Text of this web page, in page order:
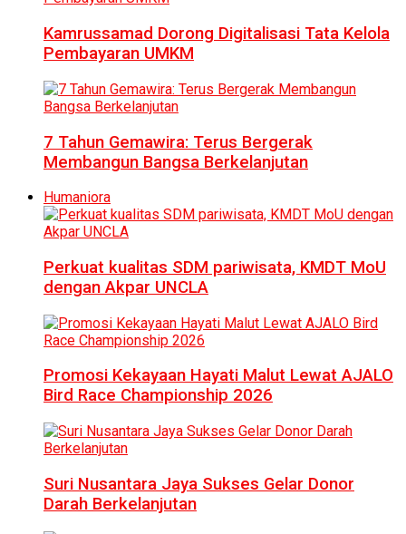
Kamrussamad Dorong Digitalisasi Tata Kelola
Pembayaran UMKM
7 Tahun Gemawira: Terus Bergerak
Membangun Bangsa Berkelanjutan
Humaniora
Perkuat kualitas SDM pariwisata, KMDT MoU
dengan Akpar UNCLA
Promosi Kekayaan Hayati Malut Lewat AJALO
Bird Race Championship 2026
Suri Nusantara Jaya Sukses Gelar Donor
Darah Berkelanjutan